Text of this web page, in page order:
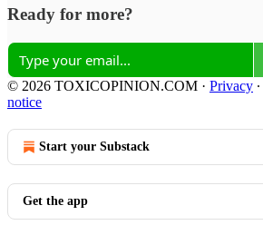
Ready for more?
© 2026 TOXICOPINION.COM · Privacy ∙
notice
Start your Substack
Get the app